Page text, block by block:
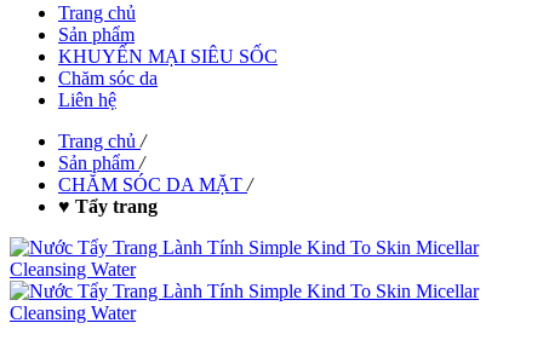
Trang chủ
Sản phẩm
KHUYẾN MẠI SIÊU SỐC
Chăm sóc da
Liên hệ
Trang chủ /
Sản phẩm /
CHĂM SÓC DA MẶT /
♥ Tẩy trang